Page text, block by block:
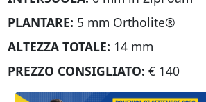
PLANTARE: 5 mm Ortholite®
ALTEZZA TOTALE: 14 mm
PREZZO CONSIGLIATO: € 140